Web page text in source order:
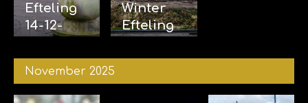
Efteling
14-12-
Winter
Efteling
2025
November 2025